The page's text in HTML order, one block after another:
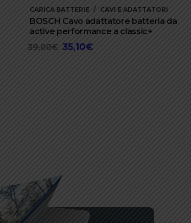
CARICA BATTERIE CAVI E ADATTATORI
BOSCH Cavo adattatore batteria da
active performance a classic+
39,00€ Il
35,10€